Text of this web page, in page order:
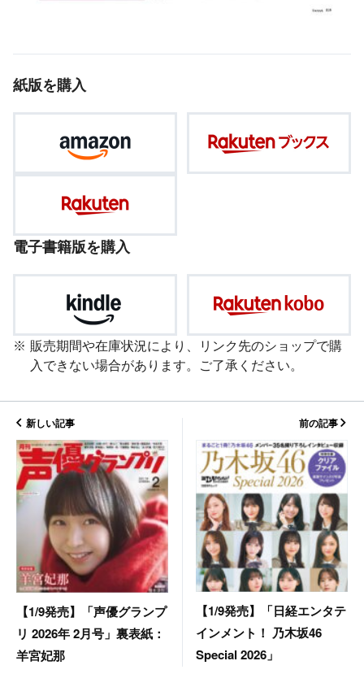
紙版を購入
電子書籍版を購入
販売期間や在庫状況により、リンク先のショップで購
入できない場合があります。ご了承ください。
新しい記事
【1/9発売】「声優グランプ
リ 2026年 2月号」裏表紙：
羊宮妃那
前の記事
【1/9発売】「日経エンタテ
インメント！ 乃木坂46
Special 2026」